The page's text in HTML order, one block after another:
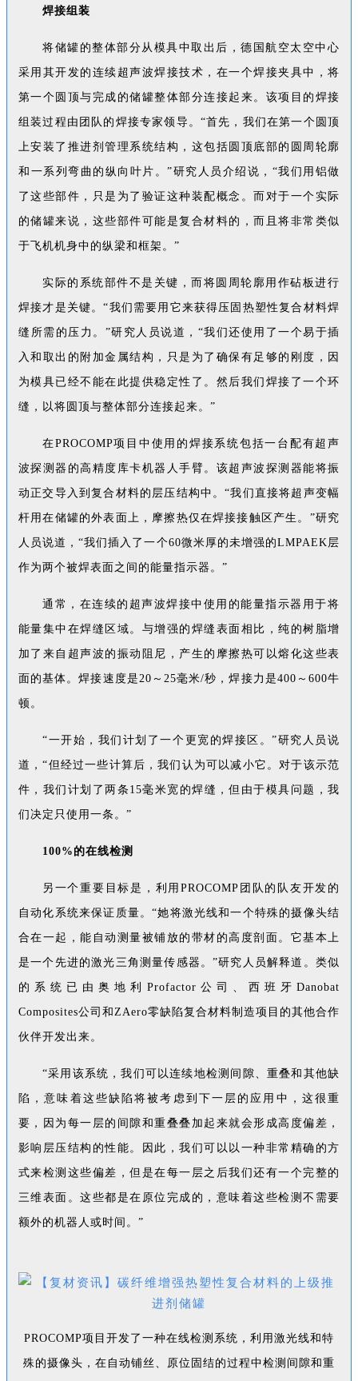
焊接组装
将储罐的整体部分从模具中取出后，德国航空太空中心
采用其开发的连续超声波焊接技术，在一个焊接夹具中，将
第一个圆顶与完成的储罐整体部分连接起来。该项目的焊接
组装过程由团队的焊接专家领导。“首先，我们在第一个圆顶
上安装了推进剂管理系统结构，这包括圆顶底部的圆周轮廓
和一系列弯曲的纵向叶片。”研究人员介绍说，“我们用铝做
了这些部件，只是为了验证这种装配概念。而对于一个实际
的储罐来说，这些部件可能是复合材料的，而且将非常类似
于飞机机身中的纵梁和框架。”
实际的系统部件不是关键，而将圆周轮廓用作砧板进行
焊接才是关键。“我们需要用它来获得压固热塑性复合材料焊
缝所需的压力。”研究人员说道，“我们还使用了一个易于插
入和取出的附加金属结构，只是为了确保有足够的刚度，因
为模具已经不能在此提供稳定性了。然后我们焊接了一个环
缝，以将圆顶与整体部分连接起来。”
在PROCOMP项目中使用的焊接系统包括一台配有超声
波探测器的高精度库卡机器人手臂。该超声波探测器能将振
动正交导入到复合材料的层压结构中。“我们直接将超声变幅
杆用在储罐的外表面上，摩擦热仅在焊接接触区产生。”研究
人员说道，“我们插入了一个60微米厚的未增强的LMPAEK层
作为两个被焊表面之间的能量指示器。”
通常，在连续的超声波焊接中使用的能量指示器用于将
能量集中在焊缝区域。与增强的焊缝表面相比，纯的树脂增
加了来自超声波的振动阻尼，产生的摩擦热可以熔化这些表
面的基体。焊接速度是20～25毫米/秒，焊接力是400～600牛
顿。
“一开始，我们计划了一个更宽的焊接区。”研究人员说
道，“但经过一些计算后，我们认为可以减小它。对于该示范
件，我们计划了两条15毫米宽的焊缝，但由于模具问题，我
们决定只使用一条。”
100%的在线检测
另一个重要目标是，利用PROCOMP团队的队友开发的
自动化系统来保证质量。“她将激光线和一个特殊的摄像头结
合在一起，能自动测量被铺放的带材的高度剖面。它基本上
是一个先进的激光三角测量传感器。”研究人员解释道。类似
的系统已由奥地利Profactor公司、西班牙Danobat
Composites公司和ZAero零缺陷复合材料制造项目的其他合作
伙伴开发出来。
“采用该系统，我们可以连续地检测间隙、重叠和其他缺
陷，意味着这些缺陷将被考虑到下一层的应用中，这很重
要，因为每一层的间隙和重叠叠加起来就会形成高度偏差，
影响层压结构的性能。因此，我们可以以一种非常精确的方
式来检测这些偏差，但是在每一层之后我们还有一个完整的
三维表面。这些都是在原位完成的，意味着这些检测不需要
额外的机器人或时间。”
PROCOMP项目开发了一种在线检测系统，利用激光线和特
殊的摄像头，在自动铺丝、原位固结的过程中检测间隙和重